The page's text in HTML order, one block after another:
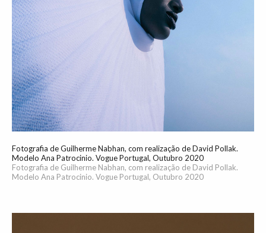
Fotografia de Guilherme Nabhan, com realização de David Pollak.
Modelo Ana Patrocinio. Vogue Portugal, Outubro 2020
Fotografia de Guilherme Nabhan, com realização de David Pollak.
Modelo Ana Patrocinio. Vogue Portugal, Outubro 2020